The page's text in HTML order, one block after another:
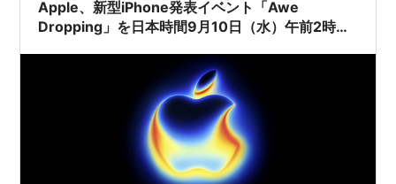
Apple、新型iPhone発表イベント「Awe
Dropping」を日本時間9月10日（水）午前2時開